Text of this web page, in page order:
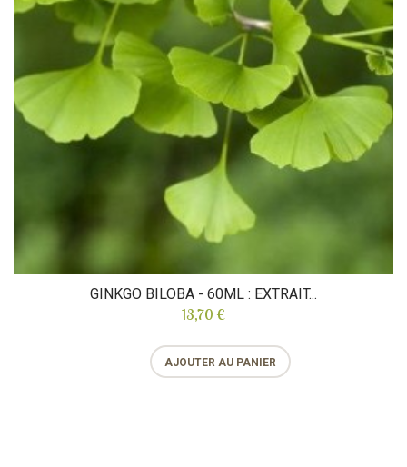
GINKGO BILOBA - 60ML : EXTRAIT...
13,70 €
AJOUTER AU PANIER